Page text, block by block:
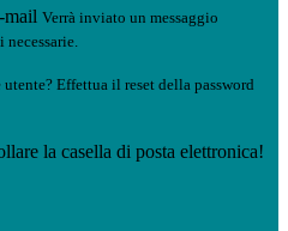
mail Verrà inviato un messaggio
Effettua il reset della password
la casella di posta elettronica!